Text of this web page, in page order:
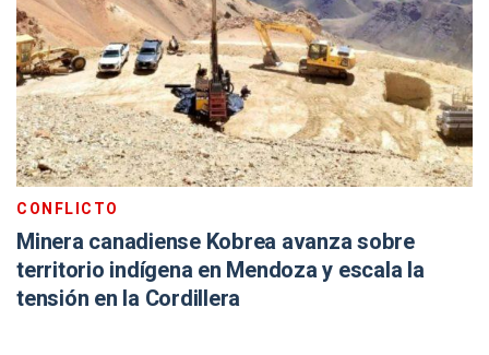
CONFLICTO
Minera canadiense Kobrea avanza sobre
territorio indígena en Mendoza y escala la
tensión en la Cordillera